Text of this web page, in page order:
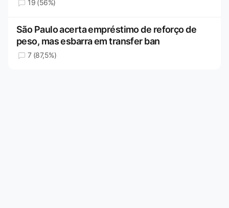
19 (56%)
São Paulo acerta empréstimo de reforço de
peso, mas esbarra em transfer ban
7 (87,5%)